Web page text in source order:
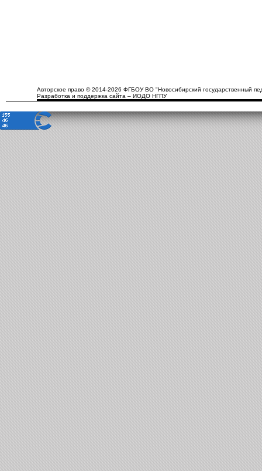
Авторское право © 2014-2026 ФГБОУ ВО "Новосибирский государственный
Разработка и поддержка сайта – ИОДО НГПУ